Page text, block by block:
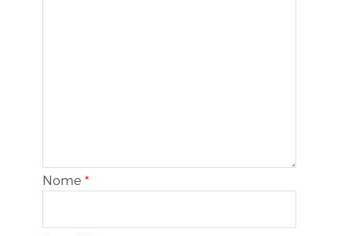
Nome *